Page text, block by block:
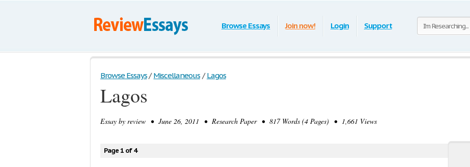
Browse Essays Join now! Login Support
Browse Essays / Miscellaneous / Lagos
Lagos
Essay by review • June 26, 2011 • Research Paper • 817 Words (4 Pages) • 1,661 Views
Page 1 of 4